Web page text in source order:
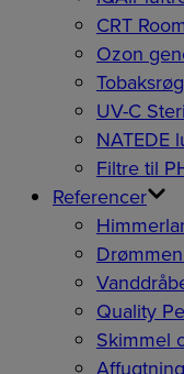
CRT
Ozon
UV-C
NATEDE
Filtre til
Referencer
Quality
Skimmel